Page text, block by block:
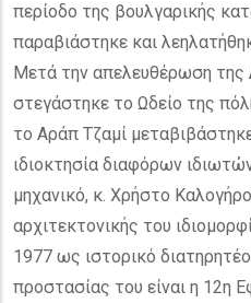
περίοδο της βουλγαρικής
παραβιάστηκε και
Μετά την απελευθέρωση της
στεγάστηκε το Ωδείο της
το Αράπ Τζαμί
ιδιοκτησία διαφόρων
μηχανικό, κ. Χρήστο
αρχιτεκτονικής του
1977 ως ιστορικό
προστασίας του είναι η 12η